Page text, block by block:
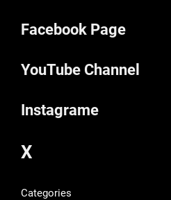
Facebook Page
YouTube Channel
Instagrame
X
Categories